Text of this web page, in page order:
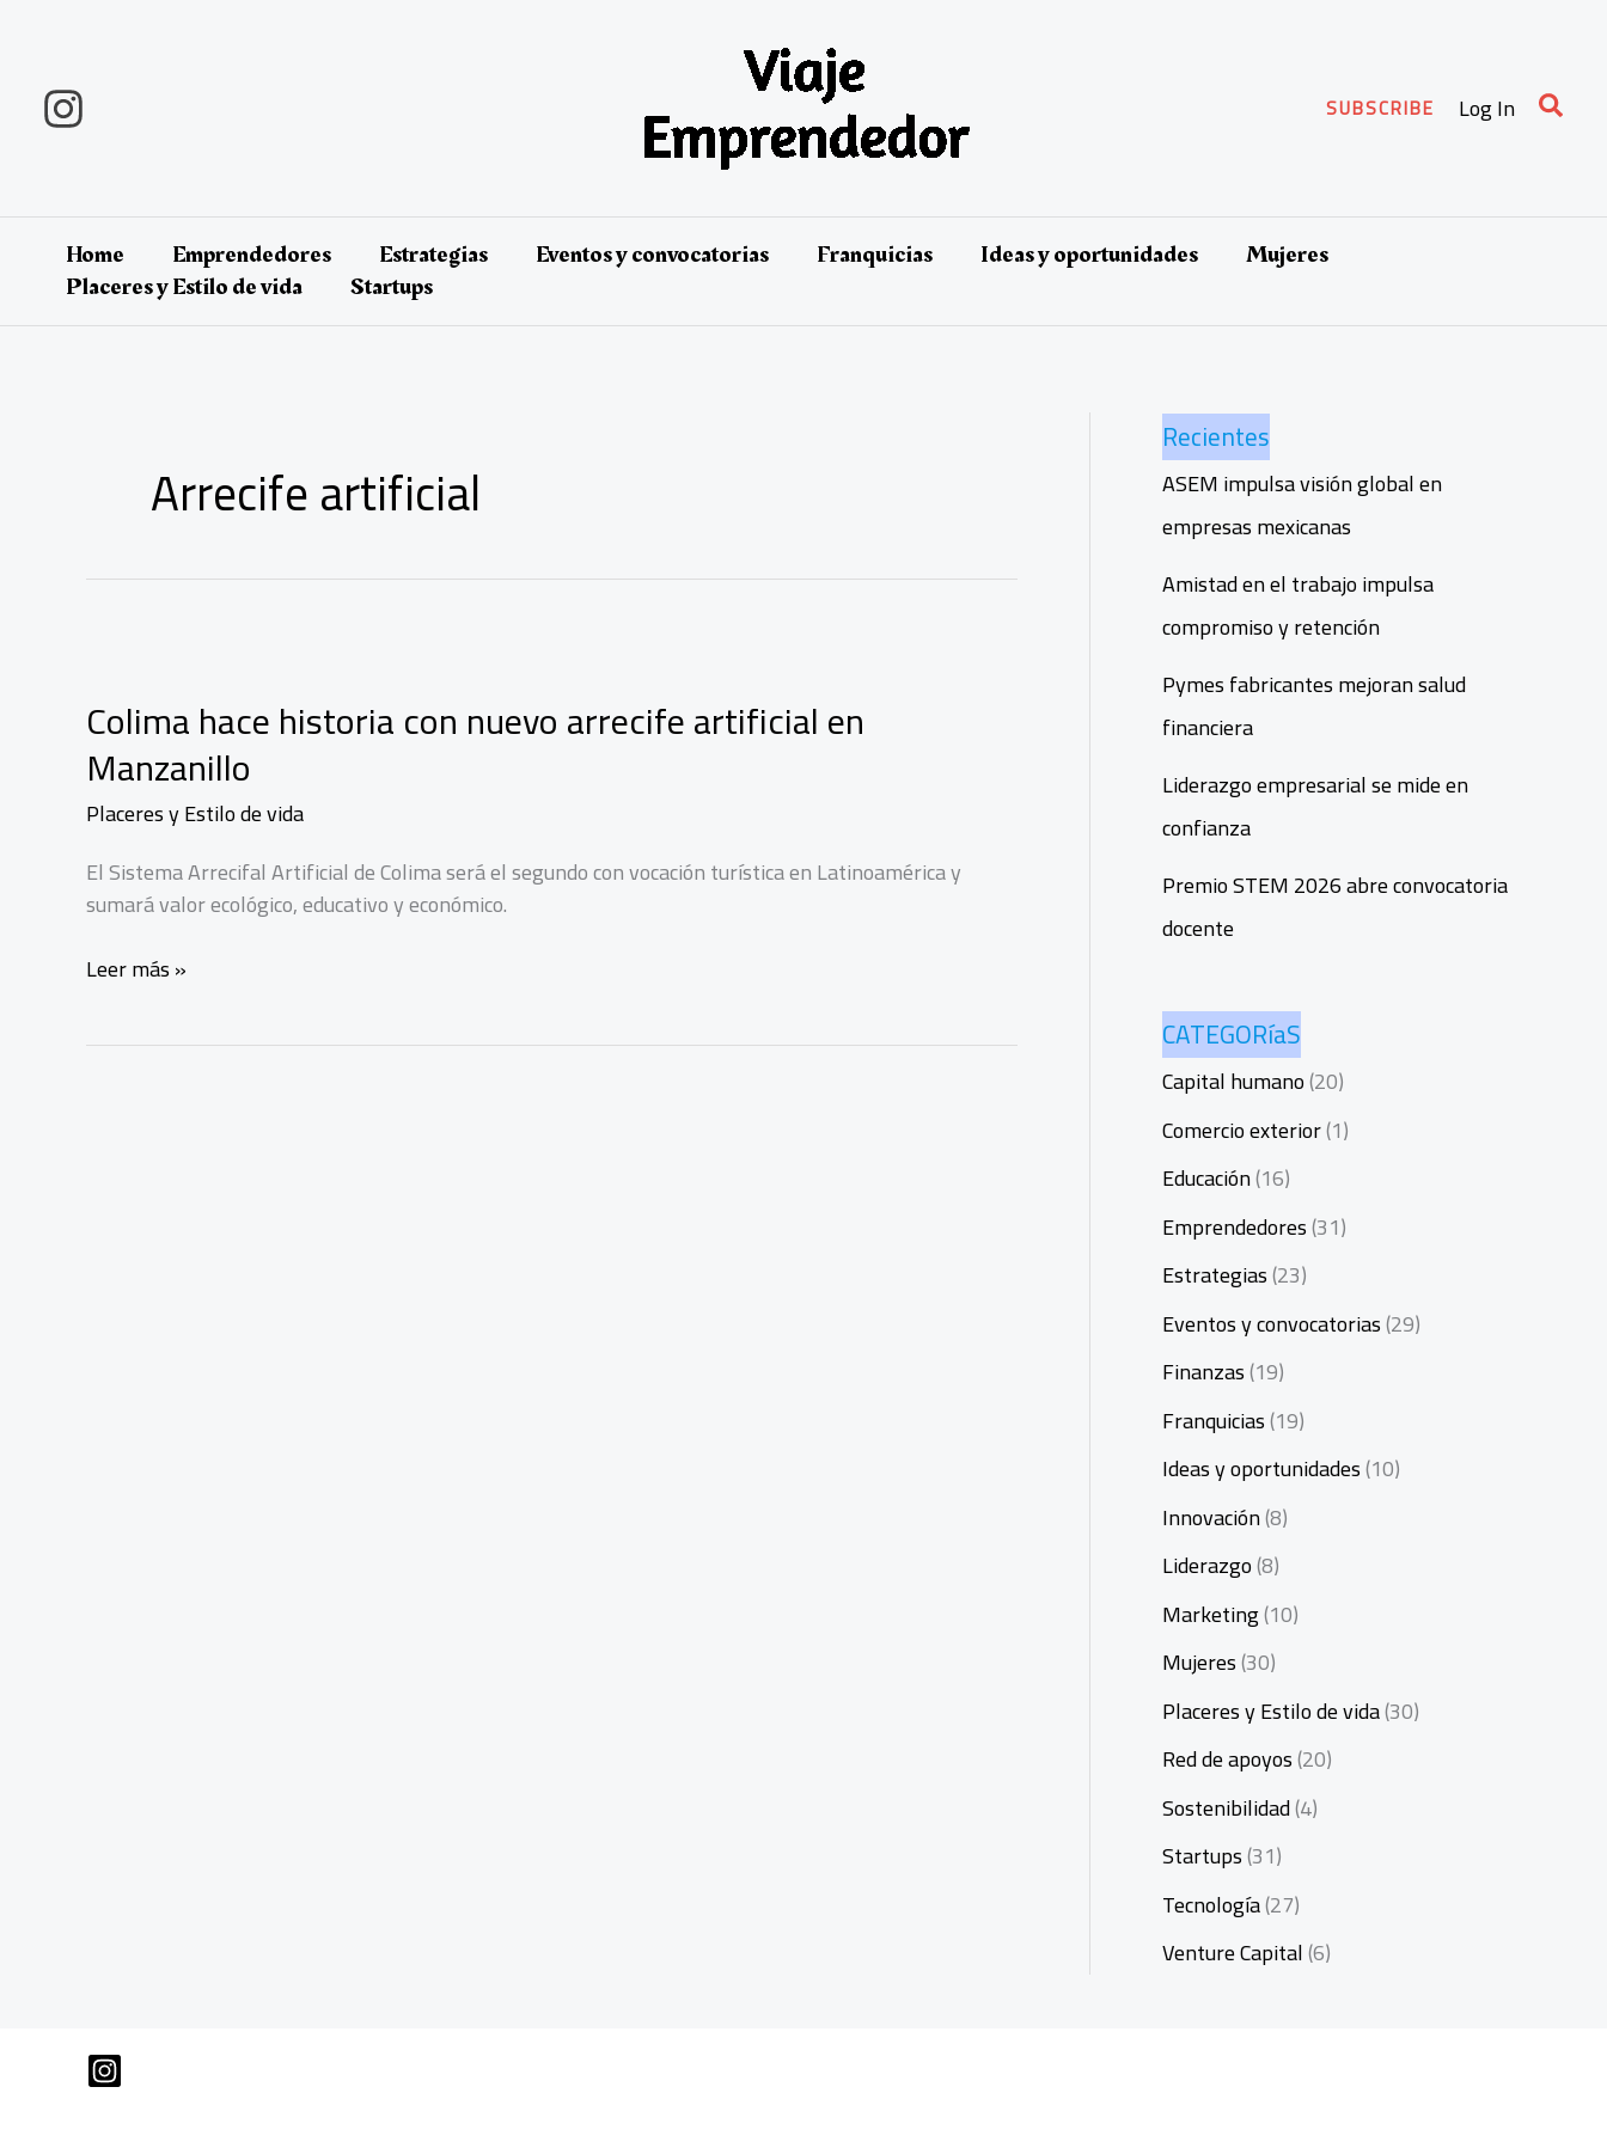
contenido
SUBSCRIBE Log In
Home Emprendedores Estrategias Eventos y convocatorias Franquicias Ideas y oportunidades
Mujeres
Placeres y Estilo de vida
Startups
Arrecife artificial
Colima hace historia con nuevo arrecife artificial en
Manzanillo
Placeres y Estilo de vida
El Sistema Arrecifal Artificial de Colima será el segundo con vocación turística en Latinoamérica y
sumará valor ecológico, educativo y económico.
Colima
Leer más »
Recientes
ASEM impulsa visión global en
empresas mexicanas
Amistad en el trabajo impulsa
compromiso y retención
Pymes fabricantes mejoran salud
financiera
Liderazgo empresarial se mide en
confianza
Premio STEM 2026 abre convocatoria
docente
CATEGORíaS
Capital humano(20)
Comercio exterior(1)
Educación(16)
Emprendedores(31)
Estrategias(23)
Eventos y convocatorias(29)
Finanzas(19)
Franquicias(19)
Ideas y oportunidades(10)
Innovación(8)
Liderazgo(8)
Marketing(10)
Mujeres(30)
Placeres y Estilo de vida(30)
Red de apoyos(20)
Sostenibilidad(4)
Startups(31)
Tecnología(27)
Venture Capital(6)